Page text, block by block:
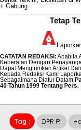
+ Gabung
Tetap
CATATAN REDAKSI: Apabila
Keberatan Dengan
Dapat Mengirimkan Artikel
Kepada Redaksi Kami
Sebagaimana Diatur Dalam
40 Tahun 1999 Tentang Pers.
Tag : DPR RI